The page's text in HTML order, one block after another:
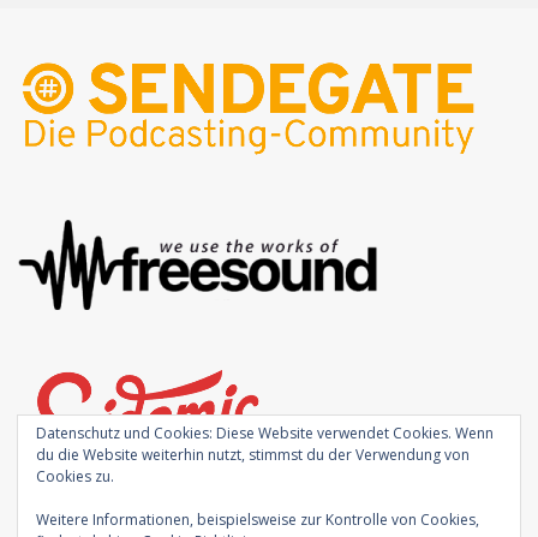
Datenschutz und Cookies: Diese Website verwendet Cookies. Wenn
du die Website weiterhin nutzt, stimmst du der Verwendung von
Cookies zu.
Weitere Informationen, beispielsweise zur Kontrolle von Cookies,